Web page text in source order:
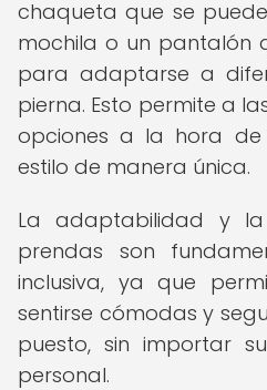
chaqueta que se
mochila o un pantalón
para adaptarse a
pierna. Esto permite a
opciones a la hora de
estilo de manera única.
La adaptabilidad y
prendas son
inclusiva, ya que
sentirse cómodas y
puesto, sin importar
personal.